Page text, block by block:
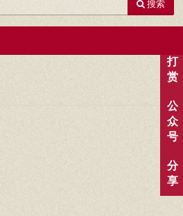
搜索
打
赏
公
众
号
分
享